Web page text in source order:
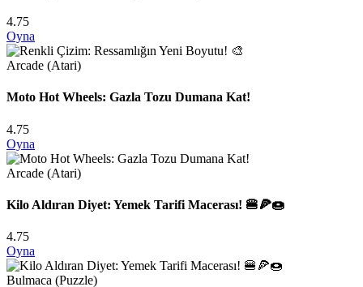
4.75
Oyna
Arcade (Atari)
Moto Hot Wheels: Gazla Tozu Dumana Kat!
4.75
Oyna
Arcade (Atari)
Kilo Aldıran Diyet: Yemek Tarifi Macerası! 🍔🍕🍩
4.75
Oyna
Bulmaca (Puzzle)